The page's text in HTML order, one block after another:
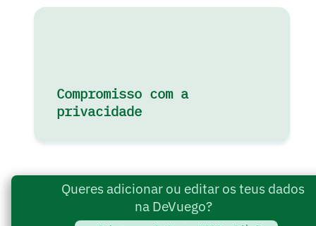
Compromisso com a
privacidade
Queres adicionar ou editar os teus dados
na DeVuego?